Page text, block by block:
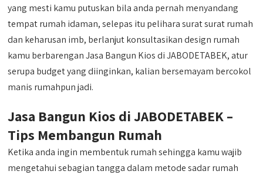
yang mesti kamu putuskan bila anda pernah menyandang
tempat rumah idaman, selepas itu pelihara surat surat rumah
dan keharusan imb, berlanjut konsultasikan design rumah
kamu berbarengan Jasa Bangun Kios di JABODETABEK, atur
serupa budget yang diinginkan, kalian bersemayam bercokol
manis rumahpun jadi.
Jasa Bangun Kios di JABODETABEK –
Tips Membangun Rumah
Ketika anda ingin membentuk rumah sehingga kamu wajib
mengetahui sebagian tangga dalam metode sadar rumah